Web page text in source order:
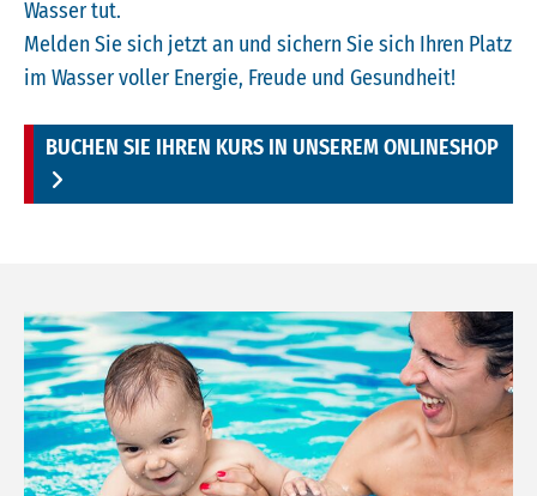
Wasser tut.
Melden Sie sich jetzt an und sichern Sie sich Ihren Platz
im Wasser voller Energie, Freude und Gesundheit!
BUCHEN SIE IHREN KURS IN UNSEREM ONLINESHOP